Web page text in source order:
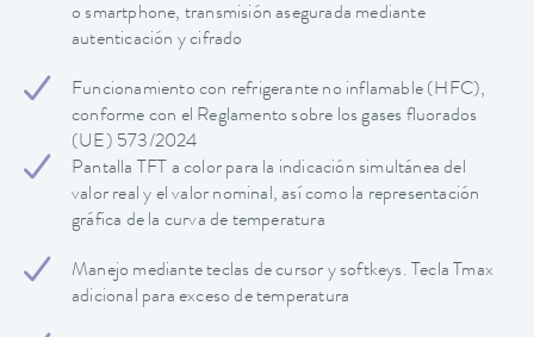
o smartphone, transmisión asegurada mediante
autenticación y cifrado
Funcionamiento con refrigerante no inflamable (HFC),
conforme con el Reglamento sobre los gases fluorados
(UE) 573/2024
Pantalla TFT a color para la indicación simultánea del
valor real y el valor nominal, así como la representación
gráfica de la curva de temperatura
Manejo mediante teclas de cursor y softkeys. Tecla Tmax
adicional para exceso de temperatura